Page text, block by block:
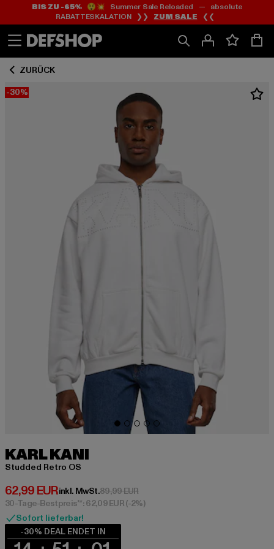
Zum
Inhalt
springen
Zum
Fußzeile
springen
BIS ZU -65%😲💥 Summer Sale Reloaded — absolute
RABATTESKALATION ❯❯ ZUM SALE ❮❮
ZURÜCK
-30%
KARL KANI
Studded Retro OS
62,99 EUR
Derzeitiger Preis: 62,99 EUR
inkl. MwSt.89,99 EURAktionspreis: 89,99 EUR
30-Tage-Bestpreis**: 62,09 EUR(-2%)
Sofort lieferbar!
-30% DEAL ENDET IN